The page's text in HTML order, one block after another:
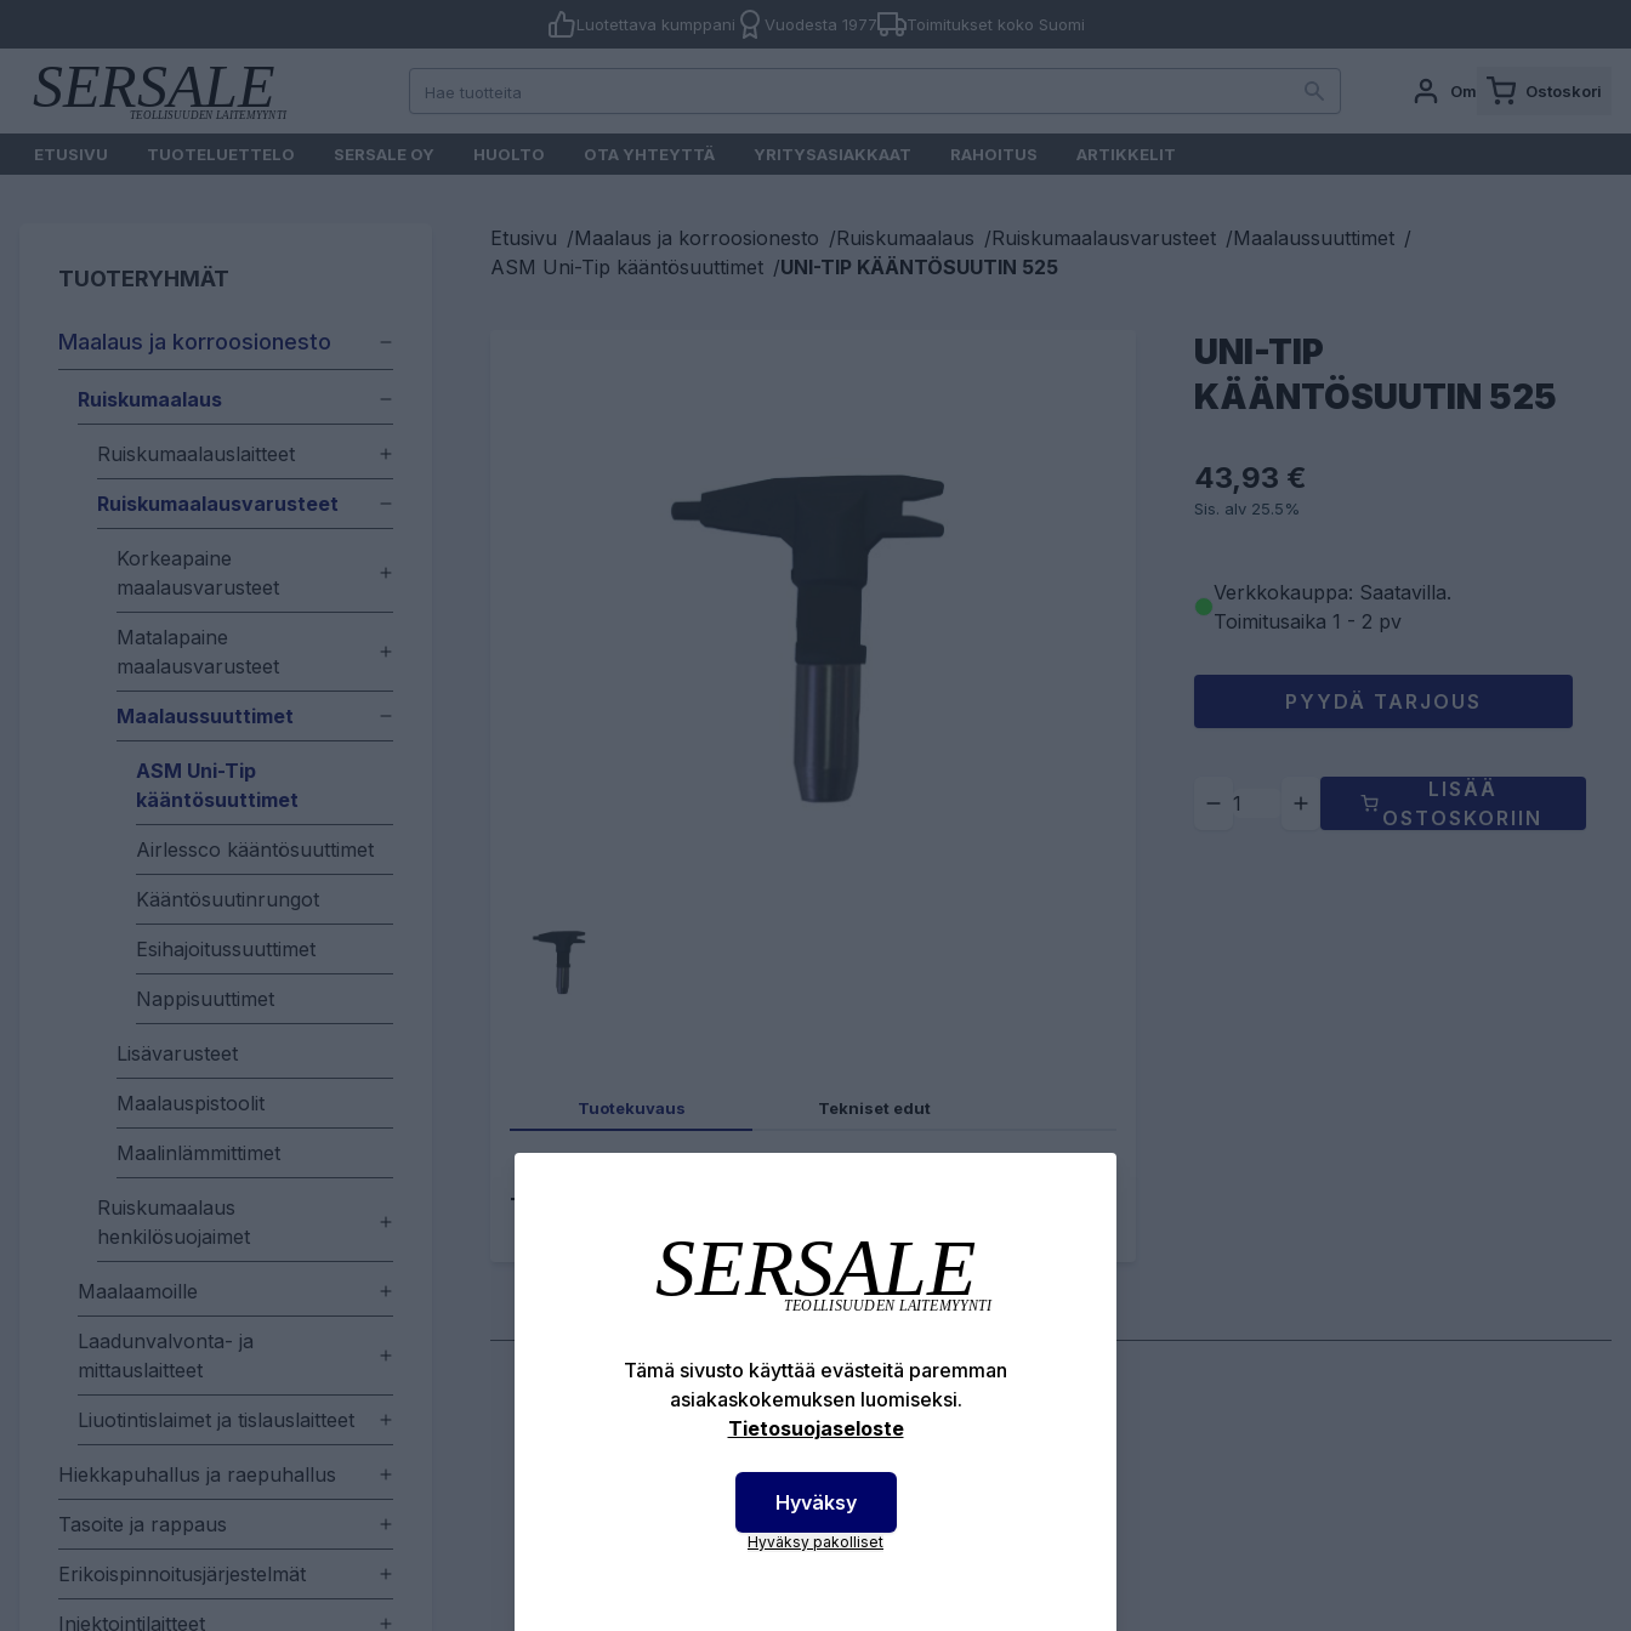
Luotettava kumppani Vuodesta 1977 Toimitukset koko Suomi
Oma tili Ostoskori
ETUSIVU TUOTELUETTELO SERSALE OY HUOLTO OTA YHTEYTTÄ YRITYSASIAKKAAT RAHOITUS ARTIKKELIT
TUOTERYHMÄT
Maalaus ja korroosionesto
Ruiskumaalaus
Ruiskumaalauslaitteet
Ruiskumaalausvarusteet
Korkeapaine
maalausvarusteet
Matalapaine
maalausvarusteet
Maalaussuuttimet
ASM Uni-Tip
kääntösuuttimet
Airlessco kääntösuuttimet
Kääntösuutinrungot
Esihajoitussuuttimet
Nappisuuttimet
Lisävarusteet
Maalauspistoolit
Maalinlämmittimet
Ruiskumaalaus
henkilösuojaimet
Maalaamoille
Laadunvalvonta- ja
mittauslaitteet
Liuotintislaimet ja tislauslaitteet
Hiekkapuhallus ja raepuhallus
Tasoite ja rappaus
Erikoispinnoitusjärjestelmät
Injektointilaitteet
Etusivu /Maalaus ja korroosionesto /Ruiskumaalaus /Ruiskumaalausvarusteet /Maalaussuuttimet /
ASM Uni-Tip kääntösuuttimet /UNI-TIP KÄÄNTÖSUUTIN 525
Tuotekuvaus Tekniset edut
Tuotenumero:
UNI-TIP
KÄÄNTÖSUUTIN 525
43,93 €
Sis. alv 25.5%
Verkkokauppa: Saatavilla.
Toimitusaika 1 - 2 pv
PYYDÄ TARJOUS
LISÄÄ
OSTOSKORIIN
Tämä sivusto käyttää evästeitä paremman
asiakaskokemuksen luomiseksi.
Tietosuojaseloste
Hyväksy
Hyväksy pakolliset